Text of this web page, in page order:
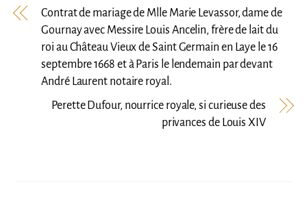
Contrat de mariage de Mlle Marie Levassor, dame de
Gournay avec Messire Louis Ancelin, frère de lait du
roi au Château Vieux de Saint Germain en Laye le 16
septembre 1668 et à Paris le lendemain par devant
André Laurent notaire royal.
Perette Dufour, nourrice royale, si curieuse des
privances de Louis XIV